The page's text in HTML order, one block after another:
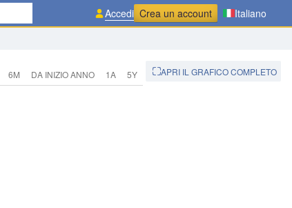
Accedi Crea un account Italiano
6M DA INIZIO ANNO 1A 5Y APRI IL GRAFICO COMPLETO